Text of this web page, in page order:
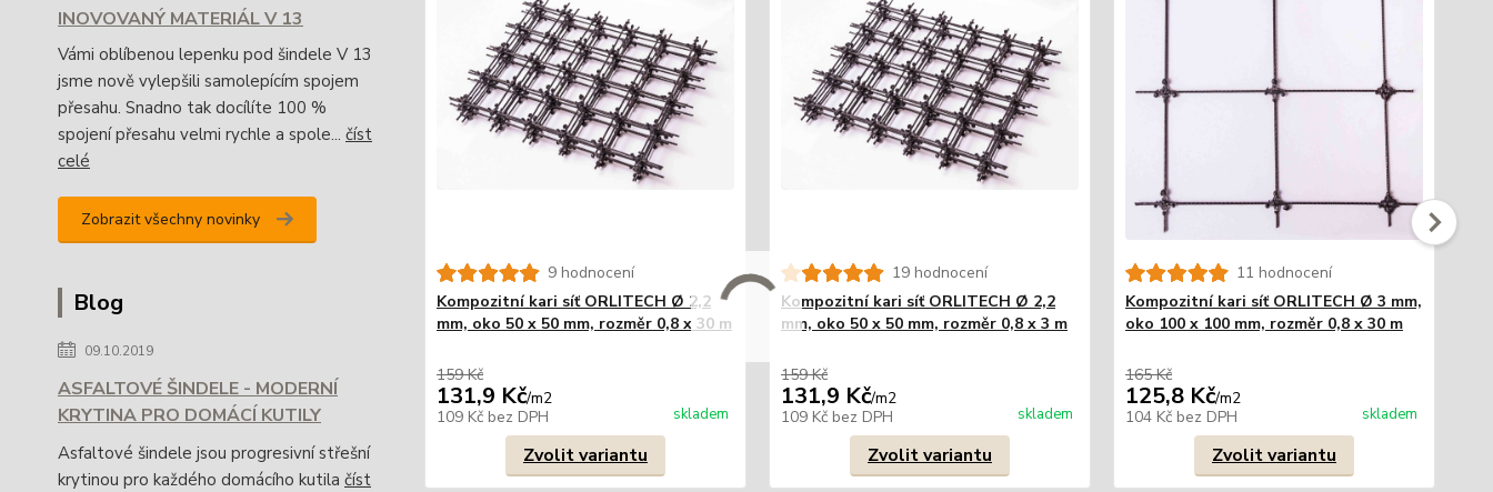
INOVOVANÝ MATERIÁL V 13
Vámi oblíbenou lepenku pod šindele V 13
jsme nově vylepšili samolepícím spojem
přesahu. Snadno tak docílíte 100 %
spojení přesahu velmi rychle a spole... číst
celé
Zobrazit všechny novinky
Blog
09.10.2019
ASFALTOVÉ ŠINDELE - MODERNÍ
KRYTINA PRO DOMÁCÍ KUTILY
Asfaltové šindele jsou progresivní střešní
krytinou pro každého domácího kutila číst
9 hodnocení
Kompozitní kari síť ORLITECH Ø 2,2
mm, oko 50 x 50 mm, rozměr 0,8 x 30 m
159 Kč
131,9 Kč/m2
109 Kč bez DPH skladem
Zvolit variantu
19 hodnocení
Kompozitní kari síť ORLITECH Ø 2,2
mm, oko 50 x 50 mm, rozměr 0,8 x 3 m
159 Kč
131,9 Kč/m2
109 Kč bez DPH skladem
Zvolit variantu
11 hodnocení
Kompozitní kari síť ORLITECH Ø 3 mm,
oko 100 x 100 mm, rozměr 0,8 x 30 m
165 Kč
125,8 Kč/m2
104 Kč bez DPH skladem
Zvolit variantu